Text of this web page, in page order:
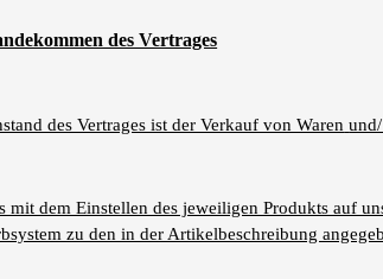
des Vertrages
des Vertrages ist der Verkauf von Waren
mit dem Einstellen des jeweiligen Produkts auf
zu den in der Artikelbeschreibung